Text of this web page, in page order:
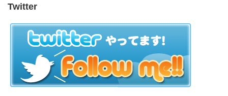
Twitter